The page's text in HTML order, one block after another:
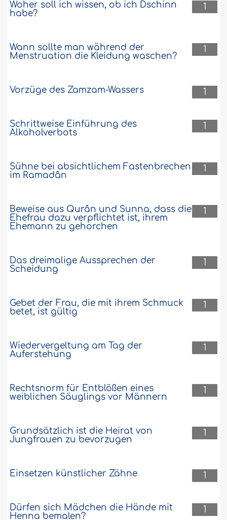
1
Woher soll ich wissen, ob ich Dschinn
habe?
1
Wann sollte man während der
Menstruation die Kleidung waschen?
1
Vorzüge des Zamzam-Wassers
1
Schrittweise Einführung des
Alkoholverbots
1
Sühne bei absichtlichem Fastenbrechen
im Ramadân
1
Beweise aus Qurân und Sunna, dass die
Ehefrau dazu verpflichtet ist, ihrem
Ehemann zu gehorchen
1
Das dreimalige Aussprechen der
Scheidung
1
Gebet der Frau, die mit ihrem Schmuck
betet, ist gültig
1
Wiedervergeltung am Tag der
Auferstehung
1
Rechtsnorm für Entblößen eines
weiblichen Säuglings vor Männern
1
Grundsätzlich ist die Heirat von
Jungfrauen zu bevorzugen
1
Einsetzen künstlicher Zähne
1
Dürfen sich Mädchen die Hände mit
Henna bemalen?